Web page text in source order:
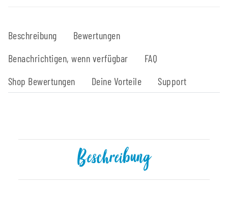
Beschreibung
Bewertungen
Benachrichtigen, wenn verfügbar
FAQ
Shop Bewertungen
Deine Vorteile Support
Beschreibung